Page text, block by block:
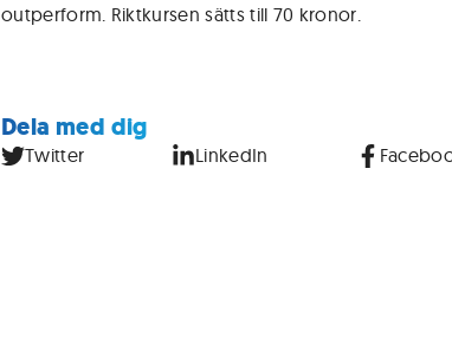
outperform. Riktkursen sätts till 70 kronor.
Dela med dig
Twitter LinkedIn